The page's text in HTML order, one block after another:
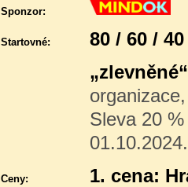
Sponzor:
Startovné:
80 / 60 /
„zlevněné“
Sleva 20
01.10.2024.
Ceny:
1. cena: